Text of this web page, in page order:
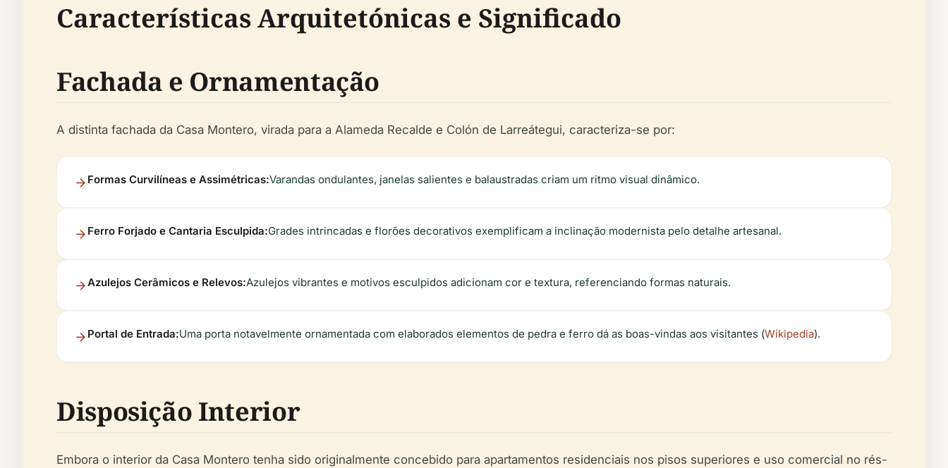
Características Arquitetónicas e Significado
Fachada e Ornamentação
A distinta fachada da Casa Montero, virada para a Alameda Recalde e Colón de Larreátegui, caracteriza-se por:
Formas Curvilíneas e Assimétricas:Varandas ondulantes, janelas salientes e balaustradas criam um ritmo visual dinâmico.
Ferro Forjado e Cantaria Esculpida:Grades intrincadas e florões decorativos exemplificam a inclinação modernista pelo detalhe artesanal.
Azulejos Cerâmicos e Relevos:Azulejos vibrantes e motivos esculpidos adicionam cor e textura, referenciando formas naturais.
Portal de Entrada:Uma porta notavelmente ornamentada com elaborados elementos de pedra e ferro dá as boas-vindas aos visitantes (Wikipedia).
Disposição Interior
Embora o interior da Casa Montero tenha sido originalmente concebido para apartamentos residenciais nos pisos superiores e uso comercial no rés-